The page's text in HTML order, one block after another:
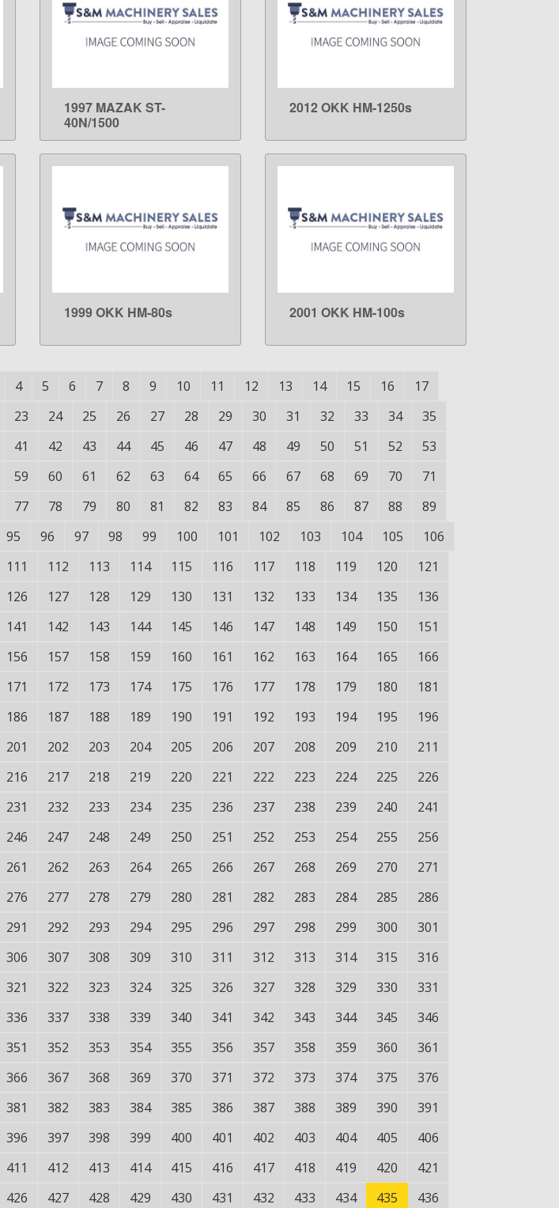
LEARN MORE
1997 MAZAK ST-
40N/1500
LEARN MORE
2012 OKK HM-1250s
LEARN MORE
1999 OKK HM-80s LEARN MORE
2001 OKK HM-100s
4 5 6 7 8 9 10 11 12 13 14 15 16
17
23 24 25 26 27 28 29 30 31 32 33 34
35
41 42 43 44 45 46 47 48 49 50 51 52
53
59 60 61 62 63 64 65 66 67 68 69 70
71
77 78 79 80 81 82 83 84 85 86 87 88
89
95 96 97 98 99 100 101 102 103 104 105
106
111 112 113 114 115 116 117 118 119 120
121
126 127 128 129 130 131 132 133 134 135
136
141 142 143 144 145 146 147 148 149 150
151
156 157 158 159 160 161 162 163 164 165
166
171 172 173 174 175 176 177 178 179 180
181
186 187 188 189 190 191 192 193 194 195
196
201 202 203 204 205 206 207 208 209 210
211
216 217 218 219 220 221 222 223 224 225
226
231 232 233 234 235 236 237 238 239 240
241
246 247 248 249 250 251 252 253 254 255
256
261 262 263 264 265 266 267 268 269 270
271
276 277 278 279 280 281 282 283 284 285
286
291 292 293 294 295 296 297 298 299 300
301
306 307 308 309 310 311 312 313 314 315
316
321 322 323 324 325 326 327 328 329 330
331
336 337 338 339 340 341 342 343 344 345
346
351 352 353 354 355 356 357 358 359 360
361
366 367 368 369 370 371 372 373 374 375
376
381 382 383 384 385 386 387 388 389 390
391
396 397 398 399 400 401 402 403 404 405
406
411 412 413 414 415 416 417 418 419 420
421
426 427 428 429 430 431 432 433 434 435
436